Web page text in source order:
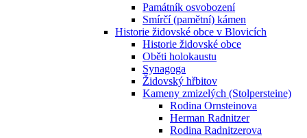
Památník osvobození
Smírčí (pamětní) kámen
Historie židovské obce v Blovicích
Historie židovské obce
Oběti holokaustu
Synagoga
Židovský hřbitov
Kameny zmizelých (Stolpersteine)
Rodina Ornsteinova
Herman Radnitzer
Rodina Radnitzerova